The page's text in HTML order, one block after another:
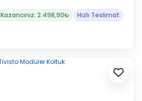
Kazancınız: 2.498,90₺ Hızlı Teslimat